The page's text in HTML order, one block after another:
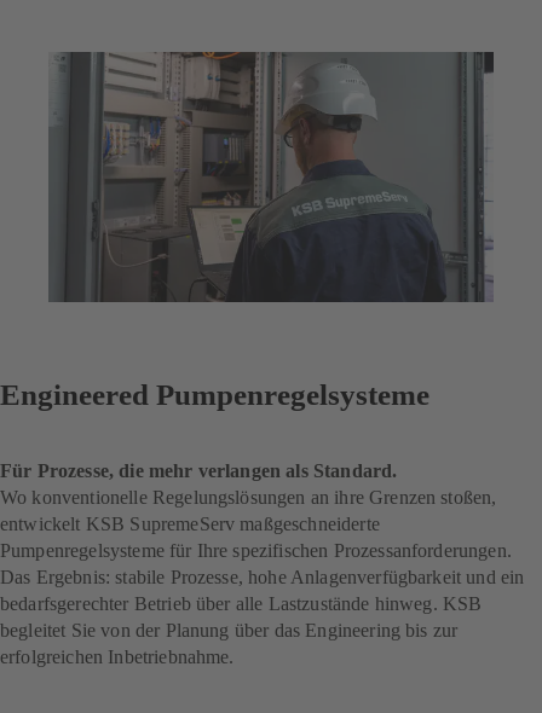
Engineered Pumpenregelsysteme
Für Prozesse, die mehr verlangen als Standard.
Wo konventionelle Regelungslösungen an ihre Grenzen stoßen,
entwickelt KSB SupremeServ maßgeschneiderte
Pumpenregelsysteme für Ihre spezifischen Prozessanforderungen.
Das Ergebnis: stabile Prozesse, hohe Anlagenverfügbarkeit und ein
bedarfsgerechter Betrieb über alle Lastzustände hinweg. KSB
begleitet Sie von der Planung über das Engineering bis zur
erfolgreichen Inbetriebnahme.